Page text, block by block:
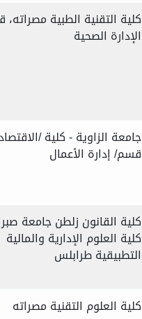
كلية التقنية الطبية
الإدارة الصحية
جامعة الزاوية - كلية /
قسم/ إدارة الأعمال
كلية القانون زلطن جامعة
كلية العلوم الإدارية والمالية
التطبيقية طرابلس
كلية العلوم التقنية مصراته